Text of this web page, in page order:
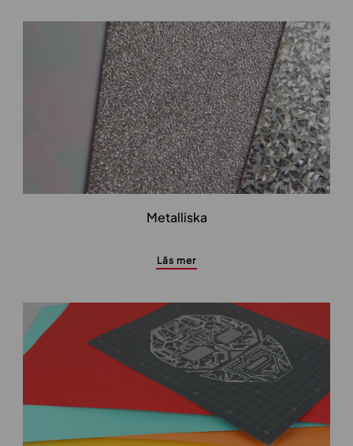
Metalliska
Läs mer